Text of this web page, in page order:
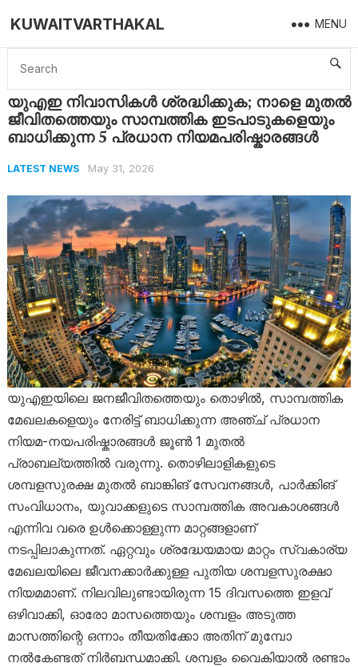
KUWAITVARTHAKAL MENU
Home Latest News യുഎഇ നിവാസികൾ ശ്രദ്ധിക്കുക; നാളെ മുതൽ ജീവിതത്തെയും സാമ്പത്തിക ഇടപാടുകളെയും ബാധിക്കുന്ന 5 പ്രധാന നിയമപരിഷ്കാരങ്ങൾ
യുഎഇ നിവാസികൾ ശ്രദ്ധിക്കുക; നാളെ മുതൽ
ജീവിതത്തെയും സാമ്പത്തിക ഇടപാടുകളെയും
ബാധിക്കുന്ന 5 പ്രധാന നിയമപരിഷ്കാരങ്ങൾ
LATEST NEWS May 31, 2026
യുഎഇയിലെ ജനജീവിതത്തെയും തൊഴിൽ, സാമ്പത്തിക
മേഖലകളെയും നേരിട്ട് ബാധിക്കുന്ന അഞ്ച് പ്രധാന
നിയമ-നയപരിഷ്കാരങ്ങൾ ജൂൺ 1 മുതൽ
പ്രാബല്യത്തിൽ വരുന്നു. തൊഴിലാളികളുടെ
ശമ്പളസുരക്ഷ മുതൽ ബാങ്കിങ് സേവനങ്ങൾ, പാർക്കിങ്
സംവിധാനം, യുവാക്കളുടെ സാമ്പത്തിക അവകാശങ്ങൾ
എന്നിവ വരെ ഉൾക്കൊള്ളുന്ന മാറ്റങ്ങളാണ്
നടപ്പിലാകുന്നത്. ഏറ്റവും ശ്രദ്ധേയമായ മാറ്റം സ്വകാര്യ
മേഖലയിലെ ജീവനക്കാർക്കുള്ള പുതിയ ശമ്പളസുരക്ഷാ
നിയമമാണ്. നിലവിലുണ്ടായിരുന്ന 15 ദിവസത്തെ ഇളവ്
ഒഴിവാക്കി, ഓരോ മാസത്തെയും ശമ്പളം അടുത്ത
മാസത്തിന്റെ ഒന്നാം തീയതിക്കോ അതിന് മുമ്പോ
നൽകേണ്ടത് നിർബന്ധമാക്കി. ശമ്പളം വൈകിയാൽ രണ്ടാം